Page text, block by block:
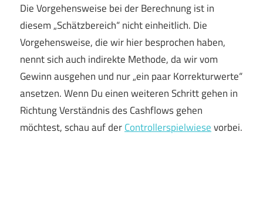
Die Vorgehensweise bei der Berechnung ist in
diesem „Schätzbereich“ nicht einheitlich. Die
Vorgehensweise, die wir hier besprochen haben,
nennt sich auch indirekte Methode, da wir vom
Gewinn ausgehen und nur „ein paar Korrekturwerte“
ansetzen. Wenn Du einen weiteren Schritt gehen in
Richtung Verständnis des Cashflows gehen
möchtest, schau auf derControllerspielwiesevorbei.